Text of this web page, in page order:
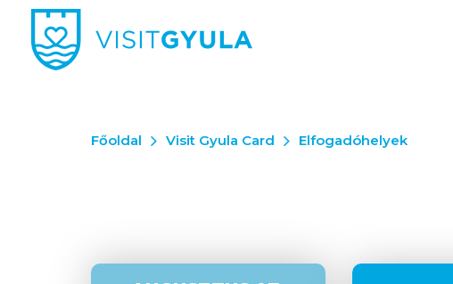
Főoldal Visit Gyula Card Elfogadóhelyek